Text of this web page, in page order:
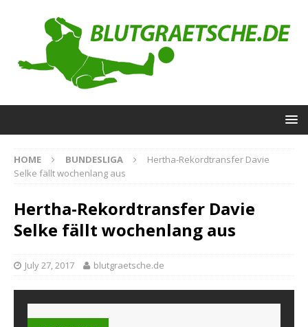
HOME BUNDESLIGA
Hertha-Rekordtransfer Davie
Selke fällt wochenlang aus
Hertha-Rekordtransfer Davie
Selke fällt wochenlang aus
July 27, 2017 blutgraetsche.de